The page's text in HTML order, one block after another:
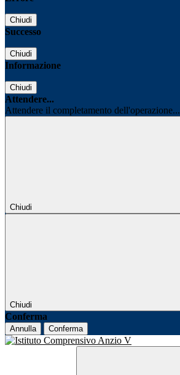
Chiudi
Successo
Chiudi
Informazione
Chiudi
Attendere...
Attendere il completamento dell'operazione...
Chiudi
Chiudi
Conferma
Annulla Conferma